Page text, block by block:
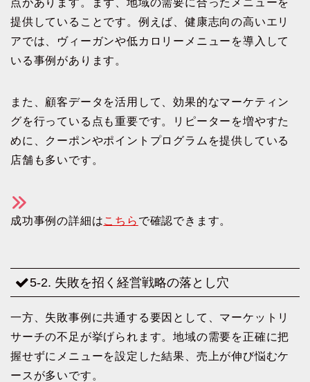
提供していることです。例えば、健康志向の高いエリ
アでは、ヴィーガンや低カロリーメニューを導入して
いる事例があります。
また、顧客データを活用して、効果的なマーケティン
グを行っている点も重要です。リピーターを増やすた
めに、クーポンやポイントプログラムを提供している
店舗も多いです。
成功事例の詳細はこちら で確認できます。
5-2. 失敗を招く経営戦略の落とし穴
一方、失敗事例に共通する要因として、マーケットリ
サーチの不足が挙げられます。地域の需要を正確に把
握せずにメニューを設定した結果、売上が伸び悩むケ
ースが多いです。